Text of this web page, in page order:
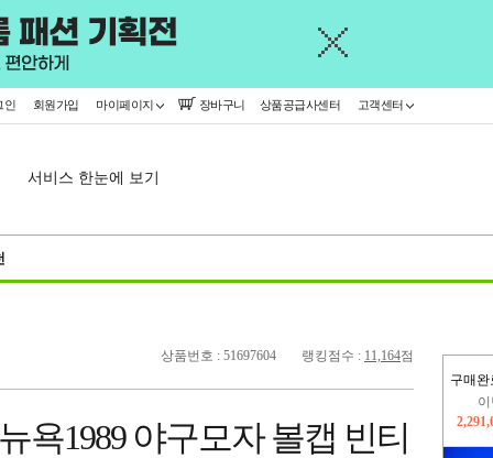
인 회원가입 마이페이지 장바구니 상품공급사센터 고객센터
서비스 한눈에 보기
구매완
상품번호 : 51697604 랭킹점수 : 11,164점
욕1989 야구모자 볼캡 빈티